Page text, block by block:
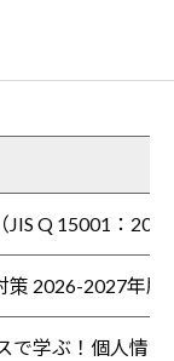
Q 15001：
2026-2027年
で学ぶ！個人情